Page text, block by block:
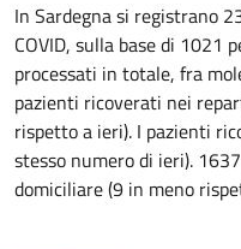
In Sardegna si registrano
COVID, sulla base di 1021
processati in totale, fra
pazienti ricoverati nei
rispetto a ieri). I pazienti
stesso numero di ieri).
domiciliare (9 in meno